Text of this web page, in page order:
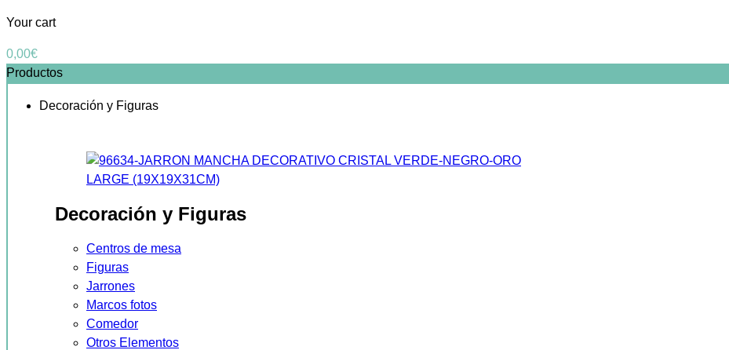
Your cart
0,00€
Productos
Decoración y Figuras
Decoración y Figuras
Centros de mesa
Figuras
Jarrones
Marcos fotos
Comedor
Otros Elementos